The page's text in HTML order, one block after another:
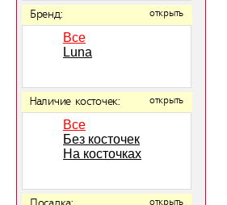
Бренд: открыть
Все
Luna
Наличие косточек: открыть
Все
Без косточек
На косточках
открыть